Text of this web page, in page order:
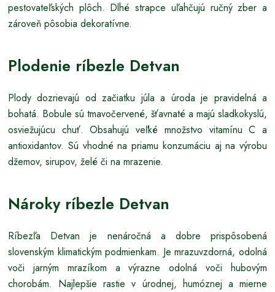
pestovateľských plôch. Dlhé strapce uľahčujú ručný zber a
zároveň pôsobia dekoratívne.
Plodenie ríbezle Detvan
Plody dozrievajú od začiatku júla a úroda je pravidelná a
bohatá. Bobule sú tmavočervené, šťavnaté a majú sladkokyslú,
osviežujúcu chuť. Obsahujú veľké množstvo vitamínu C a
antioxidantov. Sú vhodné na priamu konzumáciu aj na výrobu
džemov, sirupov, želé či na mrazenie.
Nároky ríbezle Detvan
Ríbezľa Detvan je nenáročná a dobre prispôsobená
slovenským klimatickým podmienkam. Je mrazuvzdorná, odolná
voči jarným mrazíkom a výrazne odolná voči hubovým
chorobám. Najlepšie rastie v úrodnej, humóznej a mierne